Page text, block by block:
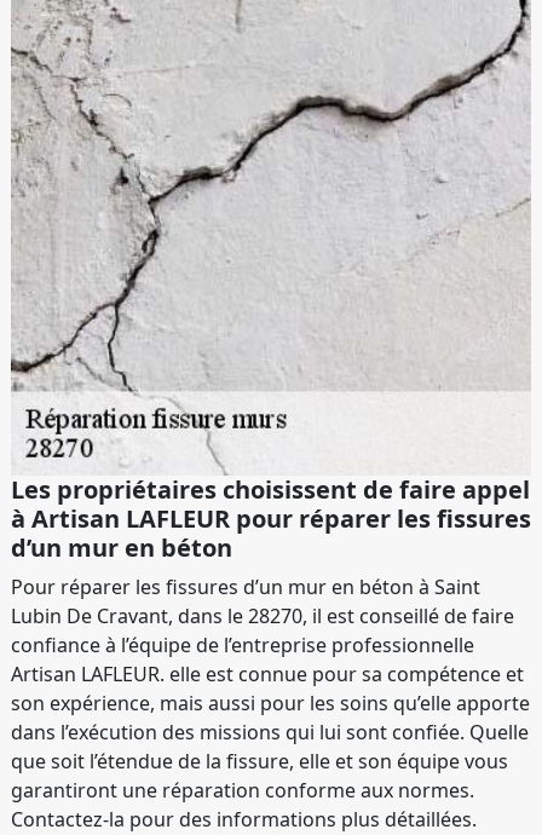
Les propriétaires choisissent de faire appel
à Artisan LAFLEUR pour réparer les fissures
d’un mur en béton
Pour réparer les fissures d’un mur en béton à Saint
Lubin De Cravant, dans le 28270, il est conseillé de faire
confiance à l’équipe de l’entreprise professionnelle
Artisan LAFLEUR. elle est connue pour sa compétence et
son expérience, mais aussi pour les soins qu’elle apporte
dans l’exécution des missions qui lui sont confiée. Quelle
que soit l’étendue de la fissure, elle et son équipe vous
garantiront une réparation conforme aux normes.
Contactez-la pour des informations plus détaillées.